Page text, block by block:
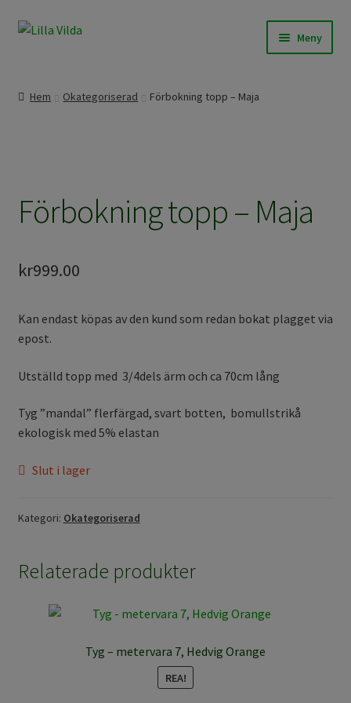
Hoppa
Hoppa
Meny
Om Lilla Vilda
Hem Okategoriserad Förbokning topp – Maja
Förbokning topp – Maja
kr999.00
Kan endast köpas av den kund som redan bokat plagget via
epost.
Utställd topp med 3/4dels ärm och ca 70cm lång
Tyg ”mandal” flerfärgad, svart botten, bomullstrikå
ekologisk med 5% elastan
Slut i lager
Kategori: Okategoriserad
Relaterade produkter
Tyg – metervara 7, Hedvig Orange
REA!